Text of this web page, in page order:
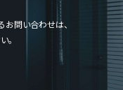
お問い合わせは、
。